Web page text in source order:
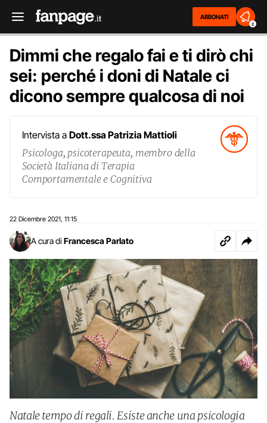
ABBONATI
2
Dimmi che regalo fai e ti dirò chi
sei: perché i doni di Natale ci
dicono sempre qualcosa di noi
Intervista a Dott.ssa Patrizia Mattioli
Psicologa, psicoterapeuta, membro della
Società Italiana di Terapia
Comportamentale e Cognitiva
22 Dicembre 2021 11:15
A cura di Francesca Parlato
Natale tempo di regali. Esiste anche una psicologia